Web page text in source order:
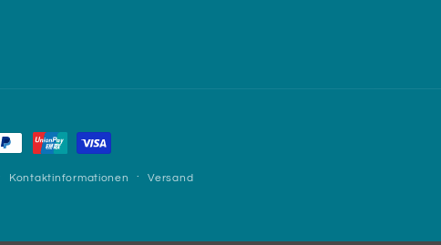
Kontaktinformationen Versand